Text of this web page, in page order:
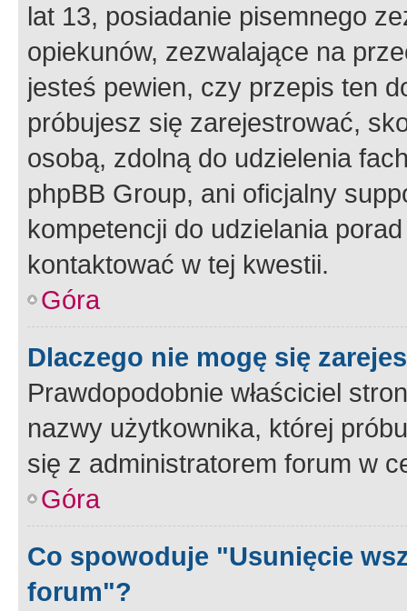
lat 13, posiadanie pisemnego
opiekunów, zezwalające na
jesteś pewien, czy przepis ten
próbujesz się zarejestrować,
osobą, zdolną do udzielenia
phpBB Group, ani oficjalny
kompetencji do udzielania
kontaktować w tej kwestii.
Góra
Dlaczego nie mogę się
Prawdopodobnie właściciel
nazwy użytkownika, której
się z administratorem forum w
Góra
Co spowoduje "Usunięcie
forum"?